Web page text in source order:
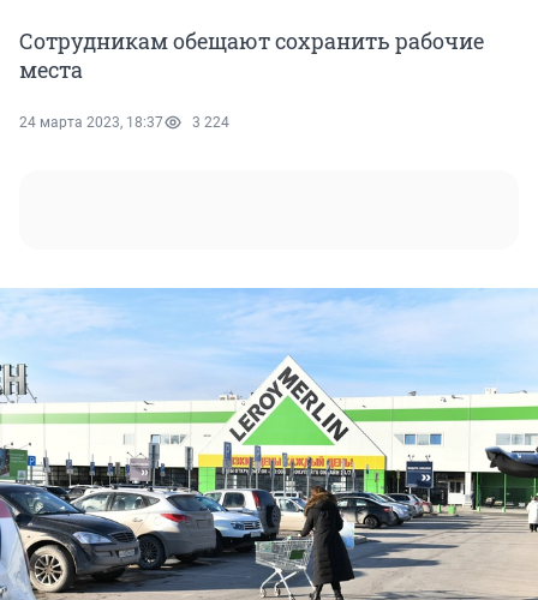
Сотрудникам обещают сохранить рабочие
места
24 марта 2023, 18:37 3 224